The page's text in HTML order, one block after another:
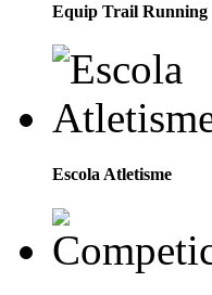
Equip Trail Running
Escola Atletisme